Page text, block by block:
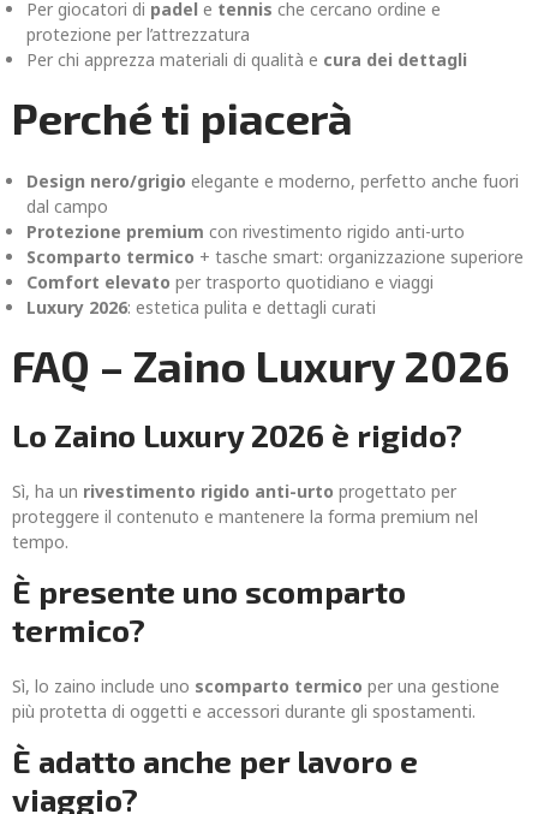
Per giocatori di padel e tennis che cercano ordine e
protezione per l’attrezzatura
Per chi apprezza materiali di qualità e cura dei dettagli
Perché ti piacerà
Design nero/grigio elegante e moderno, perfetto anche fuori
dal campo
Protezione premium con rivestimento rigido anti-urto
Scomparto termico + tasche smart: organizzazione superiore
Comfort elevato per trasporto quotidiano e viaggi
Luxury 2026: estetica pulita e dettagli curati
FAQ – Zaino Luxury 2026
Lo Zaino Luxury 2026 è rigido?
Sì, ha un rivestimento rigido anti-urto progettato per
proteggere il contenuto e mantenere la forma premium nel
tempo.
È presente uno scomparto
termico?
Sì, lo zaino include uno scomparto termico per una gestione
più protetta di oggetti e accessori durante gli spostamenti.
È adatto anche per lavoro e
viaggio?